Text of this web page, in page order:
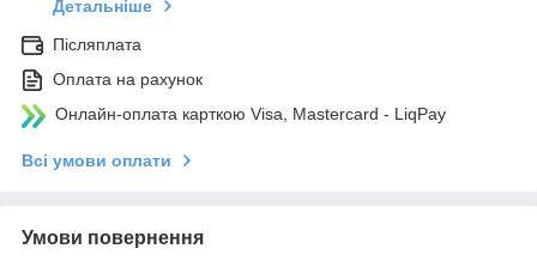
Детальніше
Післяплата
Оплата на рахунок
Онлайн-оплата карткою Visa, Mastercard - LiqPay
Всі умови оплати
Умови повернення